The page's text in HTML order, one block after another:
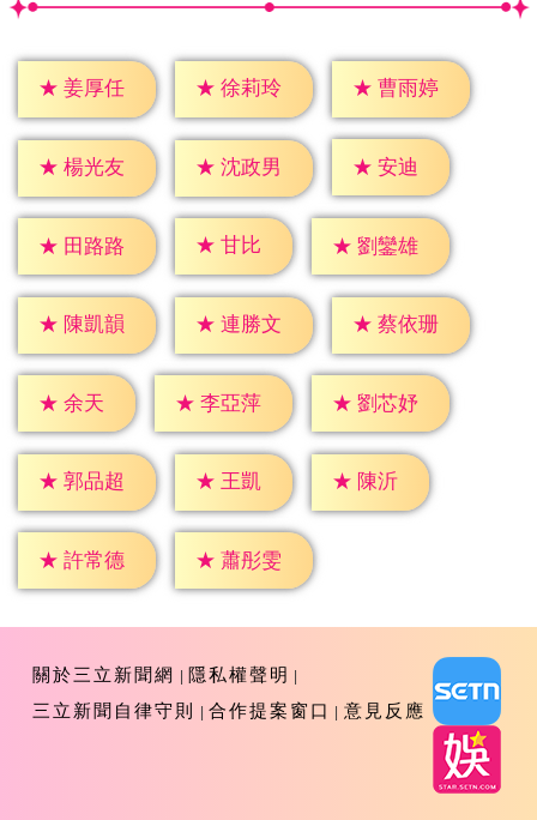
★ 姜厚任 ★ 徐莉玲 ★ 曹雨婷
★ 楊光友 ★ 沈政男 ★ 安迪
★ 田路路 ★ 甘比 ★ 劉鑾雄
★ 陳凱韻 ★ 連勝文 ★ 蔡依珊
★ 余天 ★ 李亞萍 ★ 劉芯妤
★ 郭品超 ★ 王凱 ★ 陳沂
★ 許常德 ★ 蕭彤雯
關於三立新聞網
隱私權聲明
三立新聞自律守則
合作提案窗口 意見反應